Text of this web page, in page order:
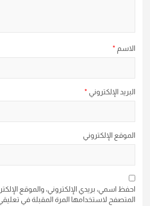
الاسم *
البريد الإلكتروني *
الموقع الإلكتروني
احفظ اسمي، بريدي الإلكتروني، والموقع
المتصفح لاستخدامها المرة المقبلة في